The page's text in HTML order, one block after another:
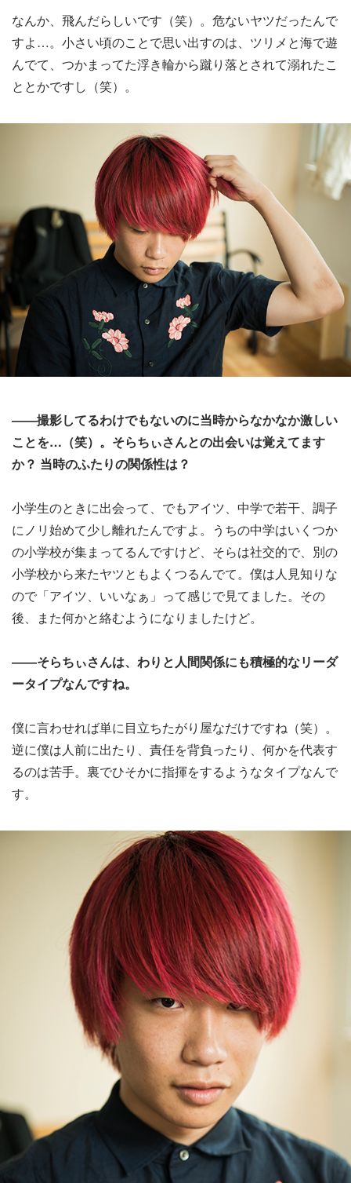
なんか、飛んだらしいです（笑）。危ないヤツだったんで
すよ…。小さい頃のことで思い出すのは、ツリメと海で遊
んでて、つかまってた浮き輪から蹴り落とされて溺れたこ
ととかですし（笑）。
――撮影してるわけでもないのに当時からなかなか激しい
ことを…（笑）。そらちぃさんとの出会いは覚えてます
か？ 当時のふたりの関係性は？
小学生のときに出会って、でもアイツ、中学で若干、調子
にノリ始めて少し離れたんですよ。うちの中学はいくつか
の小学校が集まってるんですけど、そらは社交的で、別の
小学校から来たヤツともよくつるんでて。僕は人見知りな
ので「アイツ、いいなぁ」って感じで見てました。その
後、また何かと絡むようになりましたけど。
――そらちぃさんは、わりと人間関係にも積極的なリーダ
ータイプなんですね。
僕に言わせれば単に目立ちたがり屋なだけですね（笑）。
逆に僕は人前に出たり、責任を背負ったり、何かを代表す
るのは苦手。裏でひそかに指揮をするようなタイプなんで
す。